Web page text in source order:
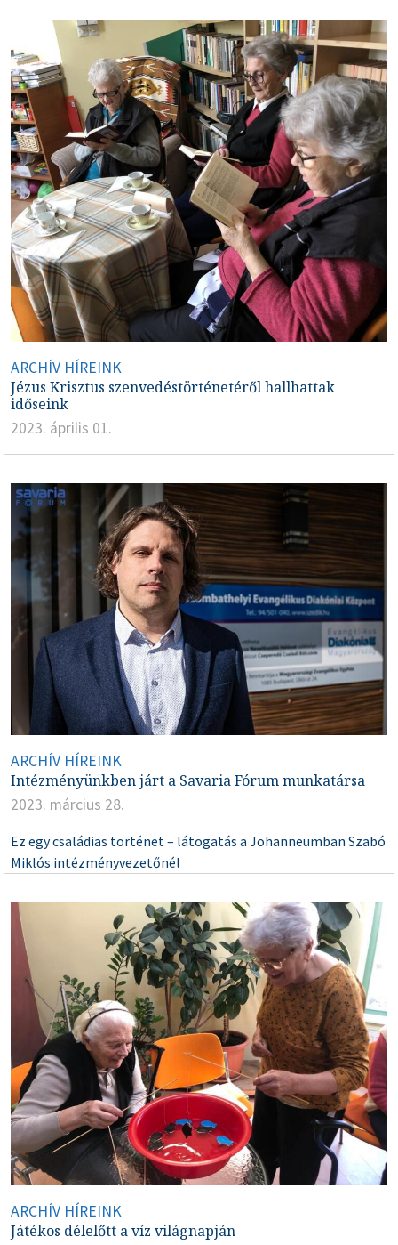
ARCHÍV HÍREINK
Jézus Krisztus szenvedéstörténetéről hallhattak
időseink
2023. április 01.
ARCHÍV HÍREINK
Intézményünkben járt a Savaria Fórum munkatársa
2023. március 28.
Ez egy családias történet – látogatás a Johanneumban Szabó
Miklós intézményvezetőnél
ARCHÍV HÍREINK
Játékos délelőtt a víz világnapján